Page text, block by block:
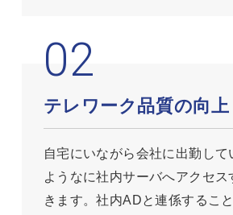
テレワーク品質の向上
自宅にいながら会社に出勤して
ようなに社内サーバへアクセス
きます。社内ADと連係するこ